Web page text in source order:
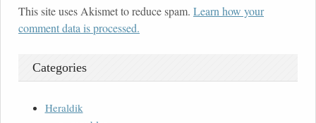
This site uses Akismet to reduce spam. Learn how your
comment data is processed.
Categories
Heraldik